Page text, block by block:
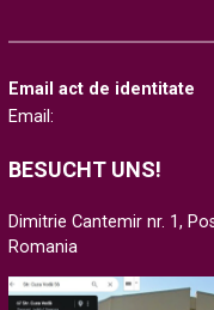
Email act de identitate
Email:
BESUCHT UNS!
Dimitrie Cantemir nr. 1,
Romania